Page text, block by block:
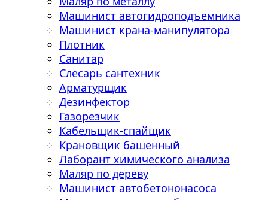
Машинист автогидроподъемника
Машинист крана-манипулятора
Плотник
Санитар
Слесарь сантехник
Арматурщик
Дезинфектор
Газорезчик
Кабельщик-спайщик
Крановщик башенный
Лаборант химического анализа
Маляр по дереву
Машинист автобетононасоса